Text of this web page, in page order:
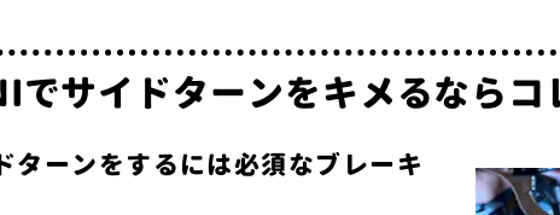
サイドターンをキメるならコ
ターンをするには必須なブレーキ